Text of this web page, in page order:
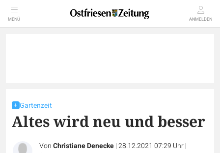
MENÜ ANMELDEN
Gartenzeit
Altes wird neu und besser
VonChristiane Denecke|28.12.2021 07:29 Uhr|